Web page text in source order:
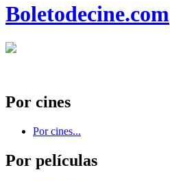
Boletodecine.com
Por cines
Por cines...
Por películas